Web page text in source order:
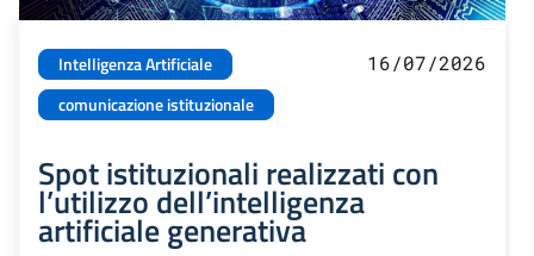
Intelligenza Artificiale
comunicazione istituzionale
16/07/2026
Spot istituzionali realizzati con
l’utilizzo dell’intelligenza
artificiale generativa